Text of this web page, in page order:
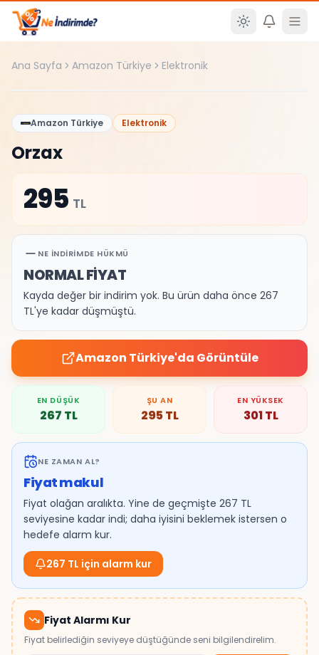
Ana içeriğe atla
Ana Sayfa Amazon Türkiye Elektronik
%0
Amazon Türkiye Elektronik
Orzax
295 TL
NE İNDIRIMDE HÜKMÜ
NORMAL FİYAT
Kayda değer bir indirim yok. Bu ürün daha önce 267
TL'ye kadar düşmüştü.
Amazon Türkiye'da Görüntüle
EN DÜŞÜK
267 TL
ŞU AN
295TL
EN YÜKSEK
301TL
NE ZAMAN AL?
Fiyat makul
Fiyat olağan aralıkta. Yine de geçmişte 267 TL
seviyesine kadar indi; daha iyisini beklemek istersen o
hedefe alarm kur.
267 TL için alarm kur
Fiyat Alarmı Kur
Fiyat belirlediğin seviyeye düştüğünde seni bilgilendirelim.